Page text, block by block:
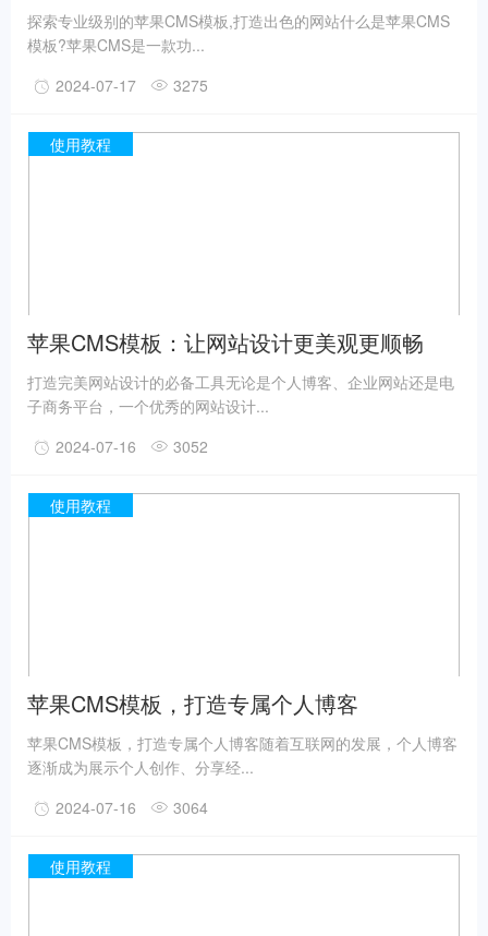
探索专业级别的苹果CMS模板,打造出色的网站什么是苹果CMS
模板?苹果CMS是一款功...
2024-07-17
3275
使用教程
苹果CMS模板：让网站设计更美观更顺畅
打造完美网站设计的必备工具无论是个人博客、企业网站还是电
子商务平台，一个优秀的网站设计...
2024-07-16
3052
使用教程
苹果CMS模板，打造专属个人博客
苹果CMS模板，打造专属个人博客随着互联网的发展，个人博客
逐渐成为展示个人创作、分享经...
2024-07-16
3064
使用教程